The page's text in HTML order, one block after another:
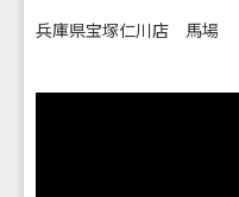
兵庫県宝塚仁川店 馬場